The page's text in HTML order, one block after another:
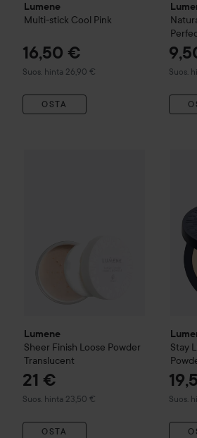
Lumene
Multi-stick Cool Pink
16,50 €
Suos. hinta 26,90 €
Suositeltu hinta 26,90 €
OSTA
Suos.
Lumene
Sheer Finish Loose Powder
Translucent
21 €
Suos. hinta 23,50 €
Suositeltu hinta 23,50 €
OSTA
Stay
Suos.